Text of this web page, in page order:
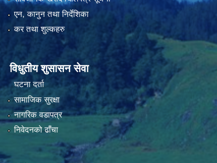
एन, कानुन तथा निर्देशिका
कर तथा शुल्कहरु
विधुतीय शुसासन सेवा
घटना दर्ता
सामाजिक सुरक्षा
नागरिक वडापत्र
निवेदनको ढाँचा